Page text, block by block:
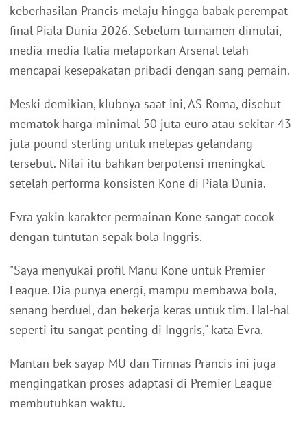
keberhasilan Prancis melaju hingga babak perempat
final Piala Dunia 2026. Sebelum turnamen dimulai,
media-media Italia melaporkan Arsenal telah
mencapai kesepakatan pribadi dengan sang pemain.
Meski demikian, klubnya saat ini, AS Roma, disebut
mematok harga minimal 50 juta euro atau sekitar 43
juta pound sterling untuk melepas gelandang
tersebut. Nilai itu bahkan berpotensi meningkat
setelah performa konsisten Kone di Piala Dunia.
Evra yakin karakter permainan Kone sangat cocok
dengan tuntutan sepak bola Inggris.
"Saya menyukai profil Manu Kone untuk Premier
League. Dia punya energi, mampu membawa bola,
senang berduel, dan bekerja keras untuk tim. Hal-hal
seperti itu sangat penting di Inggris," kata Evra.
Mantan bek sayap MU dan Timnas Prancis ini juga
mengingatkan proses adaptasi di Premier League
membutuhkan waktu.